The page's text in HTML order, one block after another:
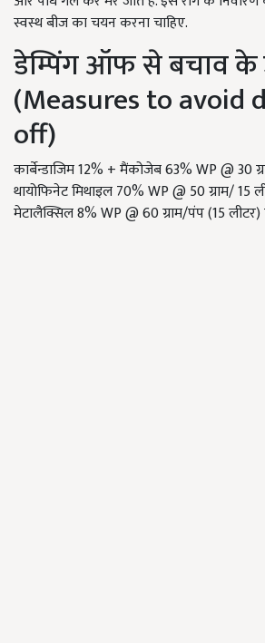
स्वस्थ बीज का चयन करना चाहिए.
डेम्पिंग ऑफ से बचाव के
(Measures to avoid
off)
कार्बेन्डाजिम 12% + मैंकोजेब 63% WP @ 30
थायोफिनेट मिथाइल 70% WP @ 50 ग्राम/ 15
मेटालैक्सिल 8% WP @ 60 ग्राम/पंप (15